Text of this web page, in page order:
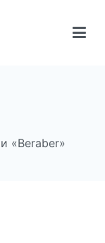
«Beraber»